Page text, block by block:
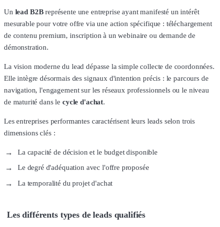
Un lead B2Breprésente une entreprise ayant manifesté un intérêt
mesurable pour votre offre via une action spécifique : téléchargement
de contenu premium, inscription à un webinaire ou demande de
démonstration.
La vision moderne du lead dépasse la simple collecte de coordonnées.
Elle intègre désormais des signaux d'intention précis : le parcours de
navigation, l'engagement sur les réseaux professionnels ou le niveau
de maturité dans le cycle d'achat.
Les entreprises performantes caractérisent leurs leads selon trois
dimensions clés :
La capacité de décision et le budget disponible
Le degré d'adéquation avec l'offre proposée
La temporalité du projet d'achat
Les différents types de leads qualifiés